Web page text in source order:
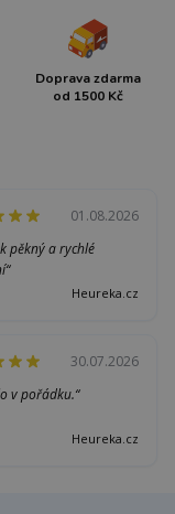
Doprava zdarma
od 1500 Kč
01.08.2026
pěkný a rychlé
Heureka.cz
30.07.2026
v pořádku.“
Heureka.cz